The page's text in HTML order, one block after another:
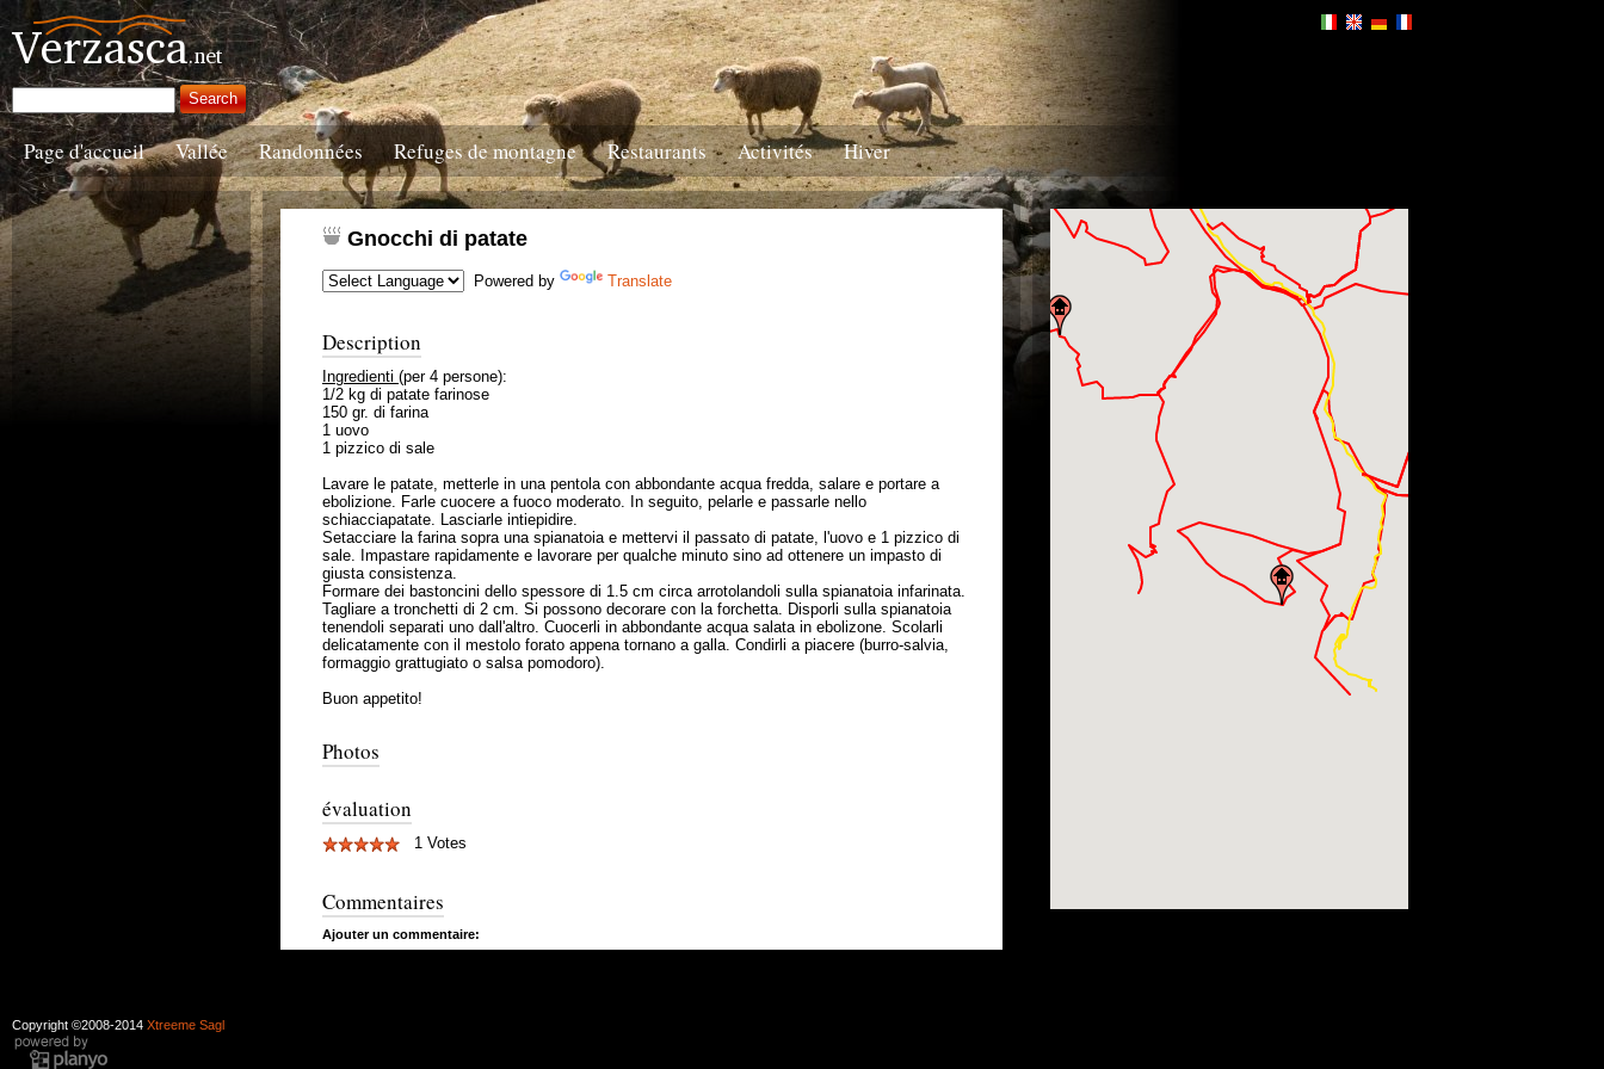
Page d'accueil Vallée Randonnées Refuges de montagne Restaurants Activités Hiver
Gnocchi di patate
Powered by Translate
Description
Ingredienti (per 4 persone):
1/2 kg di patate farinose
150 gr. di farina
1 uovo
1 pizzico di sale
Lavare le patate, metterle in una pentola con abbondante acqua fredda, salare e portare a
ebolizione. Farle cuocere a fuoco moderato. In seguito, pelarle e passarle nello
schiacciapatate. Lasciarle intiepidire.
Setacciare la farina sopra una spianatoia e mettervi il passato di patate, l'uovo e 1 pizzico di
sale. Impastare rapidamente e lavorare per qualche minuto sino ad ottenere un impasto di
giusta consistenza.
Formare dei bastoncini dello spessore di 1.5 cm circa arrotolandoli sulla spianatoia infarinata.
Tagliare a tronchetti di 2 cm. Si possono decorare con la forchetta. Disporli sulla spianatoia
tenendoli separati uno dall'altro. Cuocerli in abbondante acqua salata in ebolizone. Scolarli
delicatamente con il mestolo forato appena tornano a galla. Condirli a piacere (burro-salvia,
formaggio grattugiato o salsa pomodoro).
Buon appetito!
Photos
évaluation
1 Votes
Commentaires
Ajouter un commentaire:
Copyright ©2008-2014 Xtreeme Sagl